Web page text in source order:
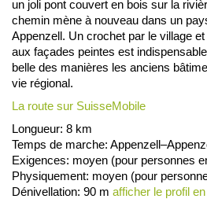
un joli pont couvert en bois sur la
chemin mène à nouveau dans un
Appenzell. Un crochet par le village
aux façades peintes est
belle des manières les anciens
vie régional.
La route sur SuisseMobile
Longueur: 8 km
Temps de marche:
Exigences: moyen (pour personnes
Physiquement: moyen (pour
Dénivellation: 90 m afficher le profil